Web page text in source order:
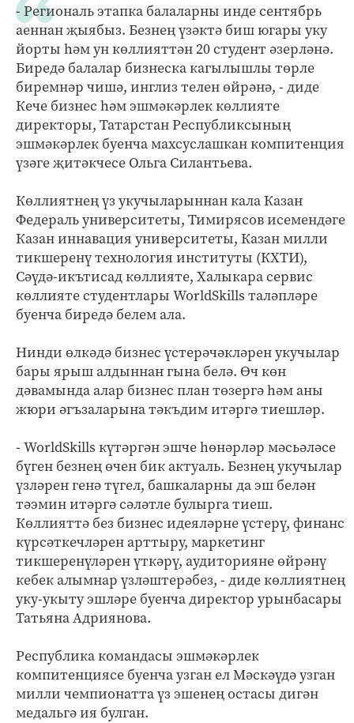
- Региональ этапка балаларны инде сентябрь
аеннан җыябыз. Безнең үзәктә биш югары уку
йорты һәм ун көллияттән 20 студент әзерләнә.
Биредә балалар бизнеска кагылышлы төрле
биремнәр чишә, инглиз телен өйрәнә, - диде
Кече бизнес һәм эшмәкәрлек көллияте
директоры, Татарстан Республиксының
эшмәкәрлек буенча махсуслашкан компитенция
үзәге җитәкчесе Ольга Силантьева.
Көллиятнең үз укучыларыннан кала Казан
Федераль университеты, Тимирясов исемендәге
Казан иннавация университеты, Казан милли
тикшеренү технология институты (КХТИ),
Сәүдә-икътисад көллияте, Халыкара сервис
көллияте студентлары WorldSkills таләпләре
буенча биредә белем ала.
Нинди өлкәдә бизнес үстерәчәкләрен укучылар
бары ярыш алдыннан гына белә. Өч көн
дәвамында алар бизнес план төзергә һәм аны
жюри әгъзаларына тәкъдим итәргә тиешләр.
- WorldSkills күтәргән эшче һөнәрләр мәсьәләсе
бүген безнең өчен бик актуаль. Безнең укучылар
үзләрен генә түгел, башкаларны да эш белән
тәэмин итәргә сәләтле булырга тиеш.
Көллияттә без бизнес идеяләрне үстерү, финанс
күрсәткечләрен арттыру, маркетинг
тикшеренүләрен үткәрү, аудиторияне өйрәнү
кебек алымнар үзләштерәбез, - диде көллиятнең
уку-укыту эшләре буенча директор урынбасары
Татьяна Адриянова.
Республика командасы эшмәкәрлек
компитенциясе буенча узган ел Мәскәүдә узган
милли чемпионатта үз эшенең остасы дигән
медальгә ия булган.